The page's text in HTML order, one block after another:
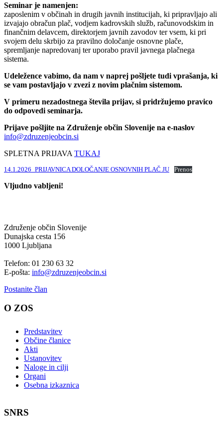
Seminar je namenjen:
zaposlenim v občinah in drugih javnih institucijah, ki pripravljajo ali
izvajajo obračun plač, vodjem kadrovskih služb, računovodskim in
finančnim delavcem, direktorjem javnih zavodov ter vsem, ki pri
svojem delu skrbijo za pravilno določanje osnovne plače,
spremljanje napredovanj ter uporabo pravil javnega plačnega
sistema.
Udeležence vabimo, da nam v naprej pošljete tudi vprašanja, ki
se vam postavljajo v zvezi z novim plačnim sistemom.
V primeru nezadostnega števila prijav, si pridržujemo pravico
do odpovedi seminarja.
Prijave pošljite na Združenje občin Slovenije na e-naslov
info@zdruzenjeobcin.si
SPLETNA PRIJAVA TUKAJ
14.1.2026_PRIJAVNICA DOLOČANJE OSNOVNIH PLAČ JU Prenos
Vljudno vabljeni!
Združenje občin Slovenije
Dunajska cesta 156
1000 Ljubljana
Telefon: 01 230 63 32
E-pošta: info@zdruzenjeobcin.si
Postanite član
O ZOS
Predstavitev
Občine članice
Akti
Ustanovitev
Naloge in cilji
Organi
Osebna izkaznica
SNRS